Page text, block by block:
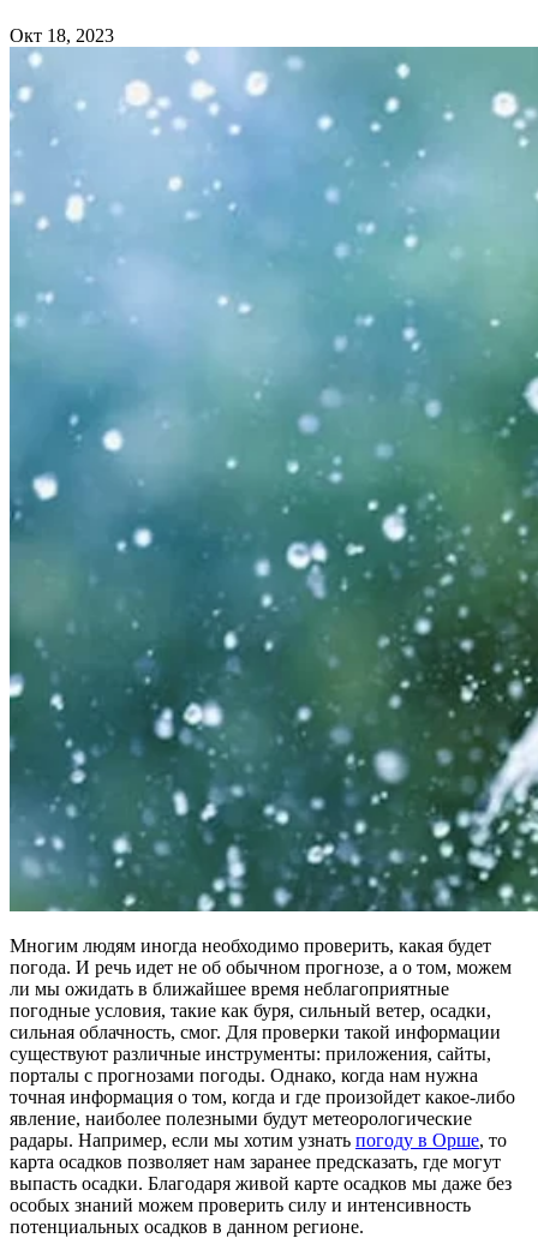
Окт 18, 2023
Многим людям иногда необходимо проверить, какая будет
погода. И речь идет не об обычном прогнозе, а о том, можем
ли мы ожидать в ближайшее время неблагоприятные
погодные условия, такие как буря, сильный ветер, осадки,
сильная облачность, смог. Для проверки такой информации
существуют различные инструменты: приложения, сайты,
порталы с прогнозами погоды. Однако, когда нам нужна
точная информация о том, когда и где произойдет какое-либо
явление, наиболее полезными будут метеорологические
радары. Например, если мы хотим узнать погоду в Орше, то
карта осадков позволяет нам заранее предсказать, где могут
выпасть осадки. Благодаря живой карте осадков мы даже без
особых знаний можем проверить силу и интенсивность
потенциальных осадков в данном регионе.